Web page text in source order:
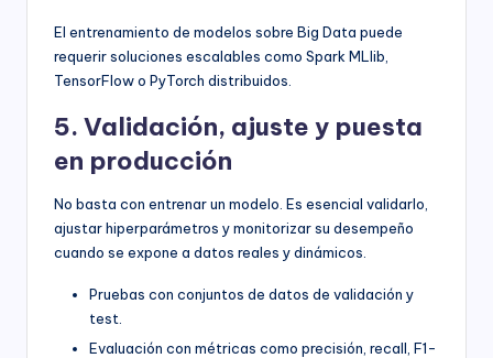
El entrenamiento de modelos sobre Big Data puede
requerir soluciones escalables como Spark MLlib,
TensorFlow o PyTorch distribuidos.
5. Validación, ajuste y puesta
en producción
No basta con entrenar un modelo. Es esencial validarlo,
ajustar hiperparámetros y monitorizar su desempeño
cuando se expone a datos reales y dinámicos.
Pruebas con conjuntos de datos de validación y
test.
Evaluación con métricas como precisión, recall, F1-